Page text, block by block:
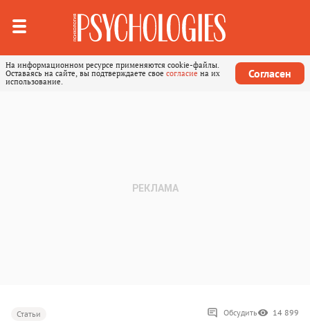
На информационном ресурсе применяются cookie-файлы.
Оставаясь на сайте, вы подтверждаете свое согласие на их
использование.
Согласен
Статьи Обсудить 14 899